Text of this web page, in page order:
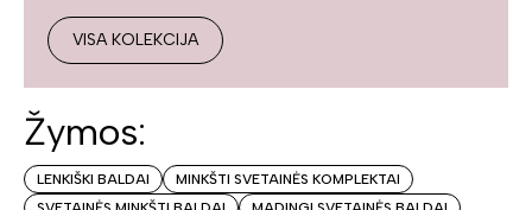
VISA KOLEKCIJA
Žymos:
LENKIŠKI BALDAI
MINKŠTI SVETAINĖS KOMPLEKTAI